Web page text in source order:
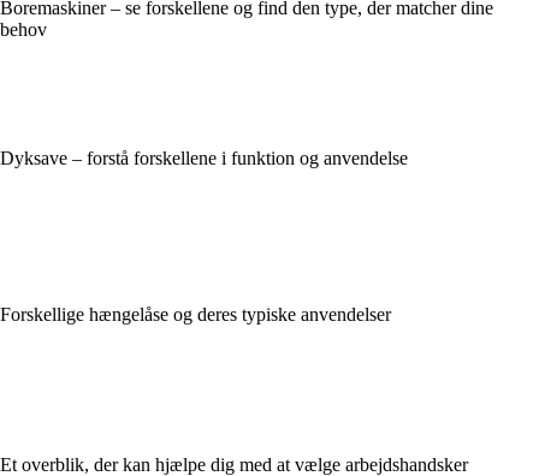
Boremaskiner – se forskellene og find den type, der matcher dine
behov
Dyksave – forstå forskellene i funktion og anvendelse
Forskellige hængelåse og deres typiske anvendelser
Et overblik, der kan hjælpe dig med at vælge arbejdshandsker